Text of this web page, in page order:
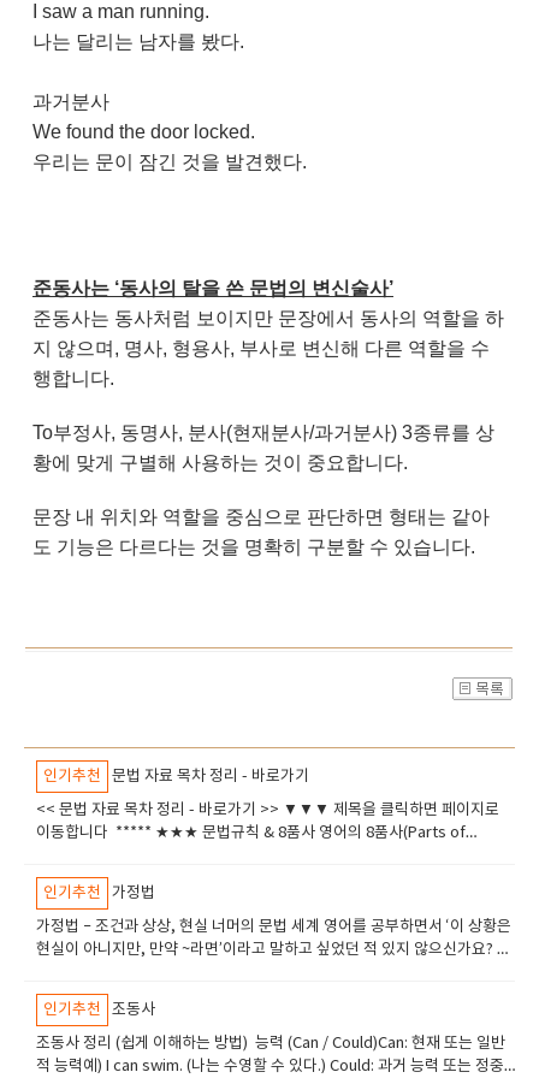
I saw a man running.
나는 달리는 남자를 봤다.
과거분사
We found the door locked.
우리는 문이 잠긴 것을 발견했다.
준동사는 ‘동사의 탈을 쓴 문법의 변신술사’
준동사는 동사처럼 보이지만 문장에서 동사의 역할을 하
지 않으며, 명사, 형용사, 부사로 변신해 다른 역할을 수
행합니다.
To부정사, 동명사, 분사(현재분사/과거분사) 3종류를 상
황에 맞게 구별해 사용하는 것이 중요합니다.
문장 내 위치와 역할을 중심으로 판단하면 형태는 같아
도 기능은 다르다는 것을 명확히 구분할 수 있습니다.
인기추천
문법 자료 목차 정리 - 바로가기
<< 문법 자료 목차 정리 - 바로가기 >> ▼▼▼ 제목을 클릭하면 페이지로
이동합니다 ***** ​★★★ 문법규칙 & 8품사 영어의 8품사(Parts of
Rules)​ 구, 절, 문장의 개념​ 영어 형용사(Adjective) 정리​ 준동사의 개념과
뜻, 종류​ ***** ​★★★​ 관사 & 명사 (Articles & Nouns)영어 관사(A, An,
The)의 완벽한 이해와 활용법​명사(Noun) 정리​집합명사​ 추상명사의 특
징 추상명사1 물질명사 보통명사의 용법 보통명사와 고유명사의 차이 국
가산명사 셀 수 있는 명사 vs. 셀 수 없는 명사 이중 소유격과 소유대명사 정
리 ​복합명사 ​ ***** ​★★★​ 대명사 대명사​these와 those ‘지시대명사
(demonstratives)’​ 지시대명사 this, that​부정대명사 other, another,
the other 부정대명사 each, all, both 부정대명사 one​​ 부정대명사 Some
인기추천
가정법
가정법 – 조건과 상상, 현실 너머의 문법 세계 영어를 공부하면서 ‘이 상황은
현실이 아니지만, 만약 ~라면’이라고 말하고 싶었던 적 있지 않으신가요? 또
있을 거예요. 이런 경우에 쓰이는 것이 바로 가정법(Conditional
Sentences)입니다. 가정법은 현실과 다른 상상, 또는 가능성에 대한 조건
을 표현할 수 있게 해주는 문법 도구입니다. 그런데 문제는, 이 가정법이 우
리말과 영어의 사고방식 차이 때문에 헷갈리기 쉽다는 점이죠. 오늘은 그런
인기추천
조동사
​조동사 정리 (쉽게 이해하는 방법) 능력 (Can / Could)Can: 현재 또는 일반
적 능력예) I can swim. (나는 수영할 수 있다.) Could: 과거 능력 또는 정중